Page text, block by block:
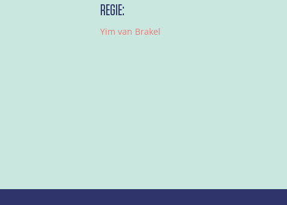
REGIE:
Yim van Brakel